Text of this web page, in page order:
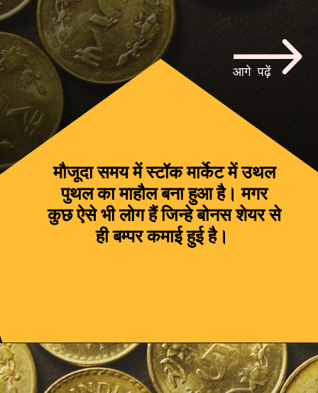
मौजूदा समय में स्टॉक मार्केट में उथल
पुथल का माहौल बना हुआ है। मगर
कुछ ऐसे भी लोग हैं जिन्हे बोनस शेयर से
ही बम्पर कमाई हुई है।
आगे पढ़ें